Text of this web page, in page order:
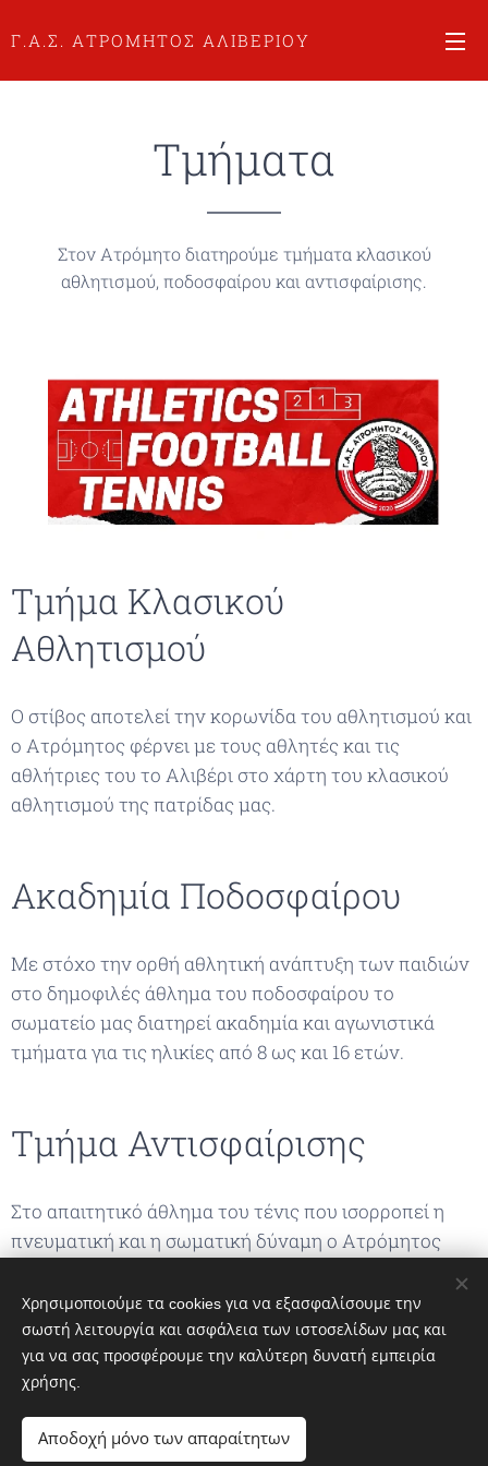
Γ.Α.Σ. ΑΤΡΟΜΗΤΟΣ ΑΛΙΒΕΡΙΟΥ
Τμήματα
Στον Ατρόμητο διατηρούμε τμήματα κλασικού
αθλητισμού, ποδοσφαίρου και αντισφαίρισης.
Τμήμα Κλασικού
Αθλητισμού
Ο στίβος αποτελεί την κορωνίδα του αθλητισμού και
ο Ατρόμητος φέρνει με τους αθλητές και τις
αθλήτριες του το Αλιβέρι στο χάρτη του κλασικού
αθλητισμού της πατρίδας μας.
Ακαδημία Ποδοσφαίρου
Με στόχο την ορθή αθλητική ανάπτυξη των παιδιών
στο δημοφιλές άθλημα του ποδοσφαίρου το
σωματείο μας διατηρεί ακαδημία και αγωνιστικά
τμήματα για τις ηλικίες από 8 ως και 16 ετών.
Τμήμα Αντισφαίρισης
Στο απαιτητικό άθλημα του τένις που ισορροπεί η
πνευματική και η σωματική δύναμη ο Ατρόμητος
πρώτη φορά οργανωμένα στο Αλιβέρι.
Χρησιμοποιούμε τα cookies για να εξασφαλίσουμε την
σωστή λειτουργία και ασφάλεια των ιστοσελίδων μας και
για να σας προσφέρουμε την καλύτερη δυνατή εμπειρία
χρήσης.
Αποδοχή μόνο των απαραίτητων